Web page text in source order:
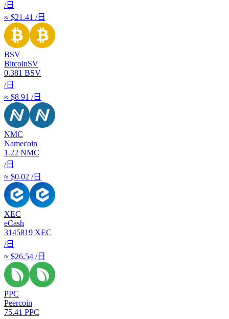
/日
≈ $21.41 /日
BSV
BitcoinSV
0.381 BSV
/日
≈ $8.91 /日
NMC
Namecoin
1.22 NMC
/日
≈ $0.02 /日
XEC
eCash
3145819 XEC
/日
≈ $26.54 /日
PPC
Peercoin
75.41 PPC